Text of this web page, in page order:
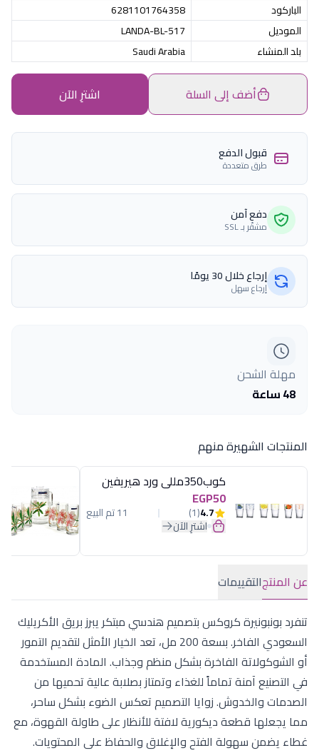
الباركود
6281101764358
الموديل
LANDA-BL-517
بلد المنشاء
Saudi Arabia
أضف إلى السلة اشترِ الآن
قبول الدفع
طرق متعددة
دفع آمن
مشفّر بـ SSL
إرجاع خلال 30 يومًا
إرجاع سهل
مهلة الشحن
48 ساعة
المنتجات الشهيرة منهم
كوب350مللى ورد هيريفين
EGP50
4.7
(1) 11 تم البيع
اشترِ الآن
عن المنتجالتقييمات
تنفرد بونبونيرة كروكس بتصميم هندسي مبتكر يبرز بريق الأكريليك
السعودي الفاخر. بسعة 200 مل، تعد الخيار الأمثل لتقديم التمور
أو الشوكولاتة الفاخرة بشكل منظم وجذاب. المادة المستخدمة
في التصنيع آمنة تماماً للغذاء وتمتاز بصلابة عالية تحميها من
الصدمات والخدوش. زوايا التصميم تعكس الضوء بشكل ساحر،
مما يجعلها قطعة ديكورية لافتة للأنظار على طاولة القهوة، مع
غطاء يضمن سهولة الفتح والإغلاق والحفاظ على المحتويات.